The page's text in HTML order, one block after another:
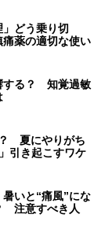
どう乗り切
薬の適切な使い
する？ 知覚過敏
夏にやりがち
引き起こすワケ
いと“痛風”にな
注意すべき人